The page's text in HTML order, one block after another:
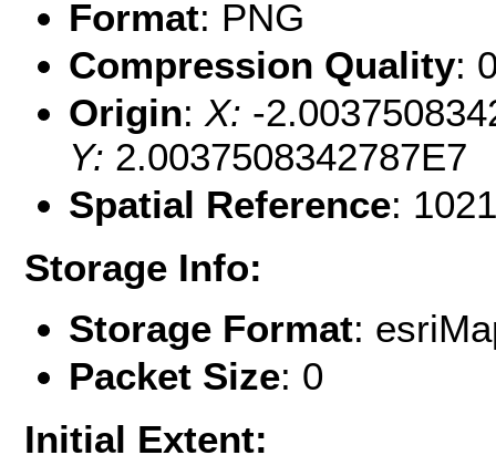
Format: PNG
Compression Quality:
Origin: X: -
Y: 2.0037508342787E7
Spatial Reference:
Storage Info:
Storage Format:
Packet Size: 0
Initial Extent: